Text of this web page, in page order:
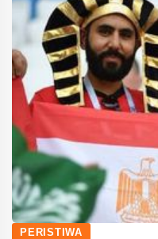
PERISTIWA